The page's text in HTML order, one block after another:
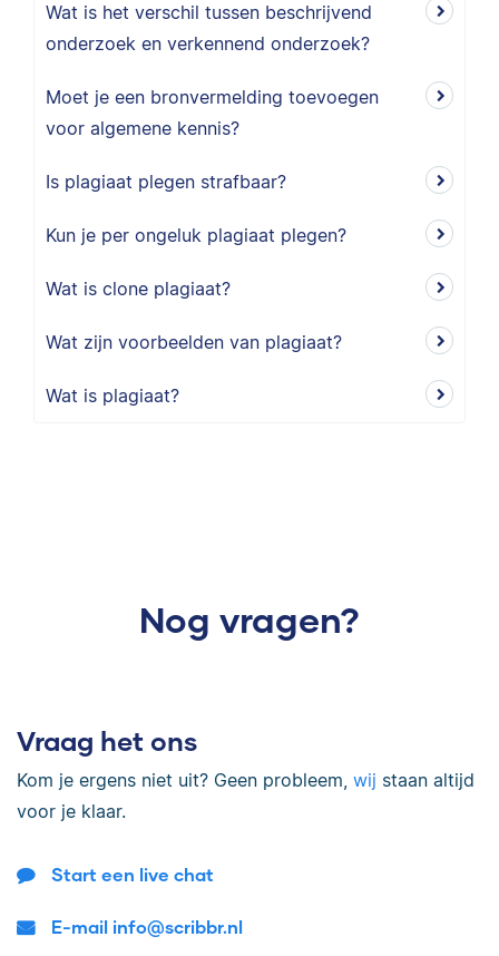
Wat is het verschil tussen beschrijvend
onderzoek en verkennend onderzoek?
Moet je een bronvermelding toevoegen
voor algemene kennis?
Is plagiaat plegen strafbaar?
Kun je per ongeluk plagiaat plegen?
Wat is clone plagiaat?
Wat zijn voorbeelden van plagiaat?
Wat is plagiaat?
Nog vragen?
Vraag het ons
Kom je ergens niet uit? Geen probleem, wij staan altijd
voor je klaar.
Start een live chat
E-mail info@scribbr.nl